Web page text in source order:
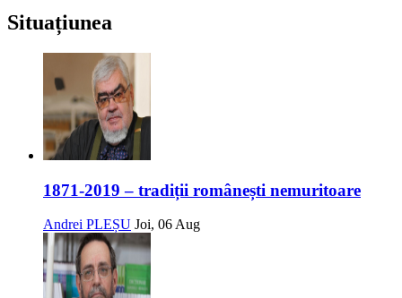
Situațiunea
1871-2019 – tradiții românești nemuritoare
Andrei PLEȘU Joi, 06 Aug